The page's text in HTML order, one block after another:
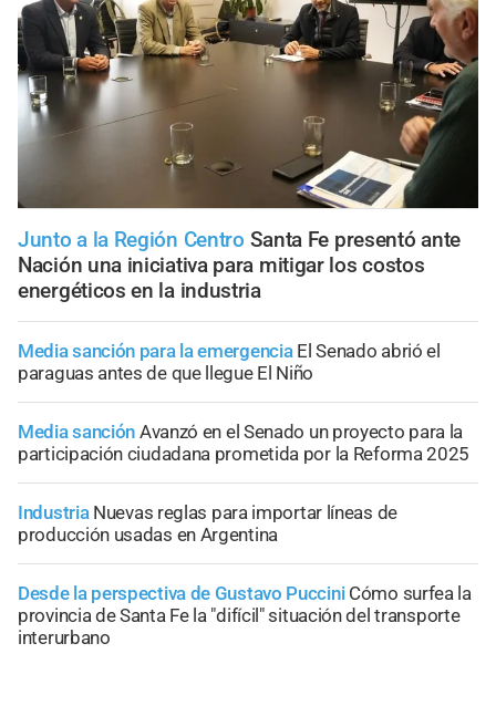
Junto a la Región Centro Santa Fe presentó ante
Nación una iniciativa para mitigar los costos
energéticos en la industria
Media sanción para la emergencia El Senado abrió el
paraguas antes de que llegue El Niño
Media sanción Avanzó en el Senado un proyecto para la
participación ciudadana prometida por la Reforma 2025
Industria Nuevas reglas para importar líneas de
producción usadas en Argentina
Desde la perspectiva de Gustavo Puccini Cómo surfea la
provincia de Santa Fe la "difícil" situación del transporte
interurbano